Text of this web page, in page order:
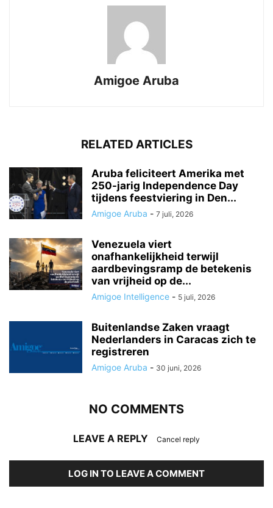
Amigoe Aruba
RELATED ARTICLES
Aruba feliciteert Amerika met
250-jarig Independence Day
tijdens feestviering in Den...
Amigoe Aruba - 7 juli, 2026
Venezuela viert
onafhankelijkheid terwijl
aardbevingsramp de betekenis
van vrijheid op de...
Amigoe Intelligence - 5 juli, 2026
Buitenlandse Zaken vraagt
Nederlanders in Caracas zich te
registreren
Amigoe Aruba - 30 juni, 2026
NO COMMENTS
LEAVE A REPLY Cancel reply
LOG IN TO LEAVE A COMMENT